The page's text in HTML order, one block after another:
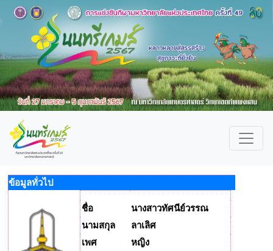
ข้อมูลทั่วไป
ชื่อ
นางสาวทัศนีย์วรรณ
นามสกุล
ลาเลิศ
เพศ
หญิง